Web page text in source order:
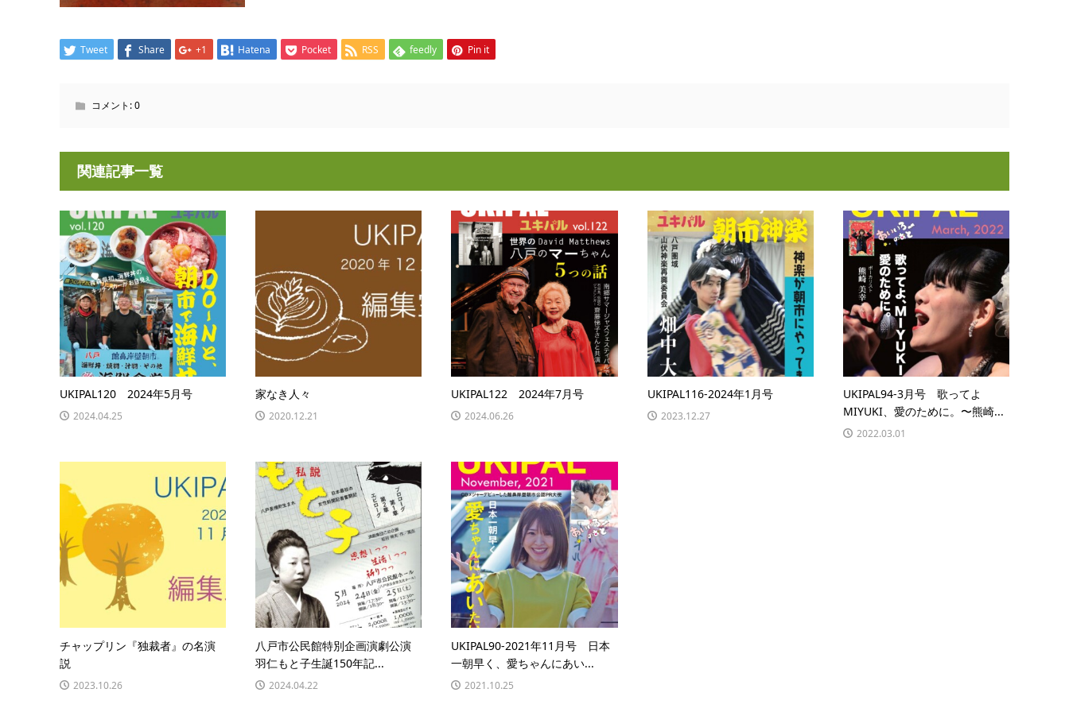
Tweet Share +1 Hatena Pocket RSS feedly Pin it
コメント:0
関連記事一覧
UKIPAL120 2024年5月号
2024.04.25
家なき人々
2020.12.21
UKIPAL122 2024年7月号
2024.06.26
UKIPAL116-2024年1月号
2023.12.27
UKIPAL94-3月号 歌ってよ
MIYUKI、愛のために。〜熊崎...
2022.03.01
チャップリン『独裁者』の名演
説
2023.10.26
八戸市公民館特別企画演劇公演
羽仁もと子生誕150年記...
2024.04.22
UKIPAL90-2021年11月号 日本
一朝早く、愛ちゃんにあい...
2021.10.25